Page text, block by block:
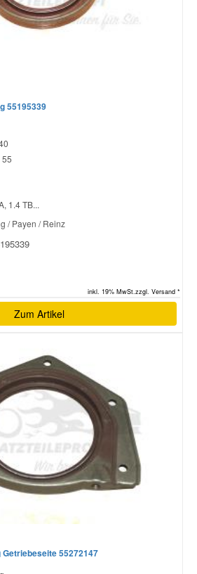
55195339
1.4 TB...
/ Payen / Reinz
inkl. 19% MwSt.zzgl. Versand *
Zum Artikel
55272147